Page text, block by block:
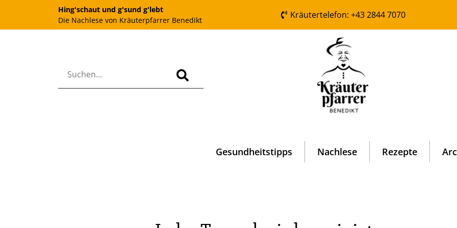
Hing'schaut und g'sund g'lebt
Die Nachlese von Kräuterpfarrer Benedikt
Kräutertelefon: +43 2844 7070
Gesundheitstipps Nachlese Rezepte